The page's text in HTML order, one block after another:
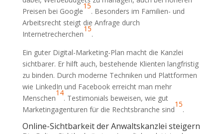
Preisen bei Google
15
. Besonders im Familien- und
Arbeitsrecht steigt die Anfrage durch
Internetrecherchen
15
.
Ein guter Digital-Marketing-Plan macht die Kanzlei
sichtbarer. Er hilft auch, bestehende Klienten langfristig
zu binden. Durch moderne Techniken und Plattformen
wie LinkedIn und Facebook erreicht man mehr
Menschen
14
. Testimonials beweisen, wie gut
Marketingagenturen für die Rechtsbranche sind
15
.
Online-Sichtbarkeit der Anwaltskanzlei steigern